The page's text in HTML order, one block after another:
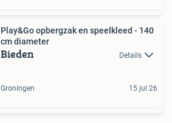
Play&Go opbergzak en speelkleed - 140
cm diameter
Bieden Details
Groningen 15 jul 26